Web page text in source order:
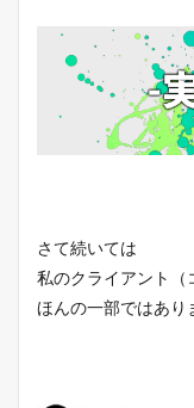
さて続いては
私のクライアント（
ほんの一部ではあ